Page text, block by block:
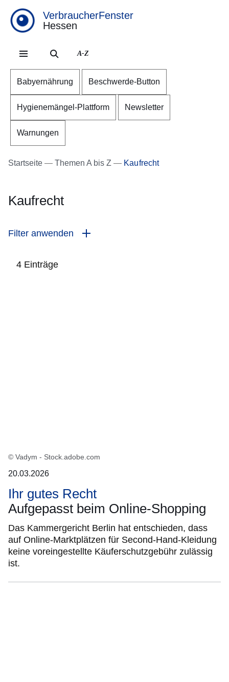
VerbraucherFenster
Hessen
A-Z
Babyernährung Beschwerde-Button
Hygienemängel-Plattform Newsletter
Warnungen
Startseite Themen A bis Z Kaufrecht
Kaufrecht
Filter anwenden
4 Einträge
© Vadym - Stock.adobe.com
20.03.2026
Ihr gutes Recht
Aufgepasst beim Online-Shopping
Das Kammergericht Berlin hat entschieden, dass
auf Online-Marktplätzen für Second-Hand-Kleidung
keine voreingestellte Käuferschutzgebühr zulässig
ist.